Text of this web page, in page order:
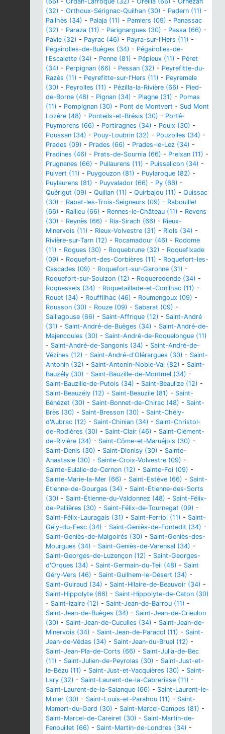
(32) - Orthoux-Sérignac-Quilhan (30) - Padern (11) -
Pailhès (34) - Palaja (11) - Pamiers (09) - Panassac
(32) - Paraza (11) - Parignargues (30) - Passa (66) -
Pavie (32) - Payrac (46) - Payra-sur-l'Hers (11) -
Pégairolles-de-Buèges (34) - Pégairolles-de-
l'Escalette (34) - Penne (81) - Pépieux (11) - Péret
(34) - Perpignan (66) - Pessan (32) - Peyrefitte-du-
Razès (11) - Peyrefitte-sur-l'Hers (11) - Peyremale
(30) - Peyrolles (11) - Pézilla-la-Rivière (66) - Pied-
de-Borne (48) - Pignan (34) - Plagne (31) - Pomas
(11) - Pompignan (30) - Pont de Montvert - Sud Mont
Lozère (48) - Ponteils-et-Brésis (30) - Porté-
Puymorens (66) - Portiragnes (34) - Poulx (30) -
Poussan (34) - Pouy-Loubrin (32) - Pouzolles (34) -
Prades (09) - Prades (66) - Prades-le-Lez (34) -
Pradines (46) - Prats-de-Sournia (66) - Preixan (11) -
Prugnanes (66) - Puilaurens (11) - Puissalicon (34) -
Puivert (11) - Puygouzon (81) - Puylaroque (82) -
Puylaurens (81) - Puyvalador (66) - Py (66) -
Quérigut (09) - Quillan (11) - Quirbajou (11) - Quissac
(30) - Rabat-les-Trois-Seigneurs (09) - Rabouillet
(66) - Railleu (66) - Rennes-le-Château (11) - Revens
(30) - Reynès (66) - Ria-Sirach (66) - Rieux-
Minervois (11) - Rieux-Volvestre (31) - Riols (34) -
Rivière-sur-Tarn (12) - Rocamadour (46) - Rodome
(11) - Rogues (30) - Roquebrune (32) - Roquefixade
(09) - Roquefort-des-Corbières (11) - Roquefort-les-
Cascades (09) - Roquefort-sur-Garonne (31) -
Roquefort-sur-Soulzon (12) - Roqueredonde (34) -
Roquessels (34) - Roquetaillade-et-Conilhac (11) -
Rouet (34) - Rouffilhac (46) - Roumengoux (09) -
Rousson (30) - Rouze (09) - Sabarat (09) -
Saillagouse (66) - Saint-Affrique (12) - Saint-André
(31) - Saint-André-de-Buèges (34) - Saint-André-de-
Majencoules (30) - Saint-André-de-Roquelongue (11)
- Saint-André-de-Sangonis (34) - Saint-André-de-
Vézines (12) - Saint-André-d'Olérargues (30) - Saint-
Antonin (32) - Saint-Antonin-Noble-Val (82) - Saint-
Bauzély (30) - Saint-Bauzille-de-Montmel (34) -
Saint-Bauzille-de-Putois (34) - Saint-Beaulize (12) -
Saint-Beauzély (12) - Saint-Beauzile (81) - Saint-
Bénézet (30) - Saint-Bonnet-de-Chirac (48) - Saint-
Brès (30) - Saint-Bresson (30) - Saint-Chély-
d'Aubrac (12) - Saint-Chinian (34) - Saint-Christol-
de-Rodières (30) - Saint-Clair (46) - Saint-Clément-
de-Rivière (34) - Saint-Côme-et-Maruéjols (30) -
Saint-Denis (30) - Saint-Dionisy (30) - Sainte-
Anastasie (30) - Sainte-Croix-Volvestre (09) -
Sainte-Eulalie-de-Cernon (12) - Sainte-Foi (09) -
Sainte-Marie-la-Mer (66) - Saint-Estève (66) - Saint-
Étienne-de-Gourgas (34) - Saint-Étienne-des-Sorts
(30) - Saint-Étienne-du-Valdonnez (48) - Saint-Félix-
de-Pallières (30) - Saint-Félix-de-Tournegat (09) -
Saint-Félix-Lauragais (31) - Saint-Ferriol (11) - Saint-
Gély-du-Fesc (34) - Saint-Geniès-de-Fontedit (34) -
Saint-Geniès-de-Malgoirès (30) - Saint-Geniès-des-
Mourgues (34) - Saint-Geniès-de-Varensal (34) -
Saint-Georges-de-Luzençon (12) - Saint-Georges-
d'Orques (34) - Saint-Germain-du-Teil (48) - Saint
Géry-Vers (46) - Saint-Guilhem-le-Désert (34) -
Saint-Guiraud (34) - Saint-Hilaire-de-Beauvoir (34) -
Saint-Hippolyte (66) - Saint-Hippolyte-de-Caton (30)
- Saint-Izaire (12) - Saint-Jean-de-Barrou (11) -
Saint-Jean-de-Buèges (34) - Saint-Jean-de-Crieulon
(30) - Saint-Jean-de-Cuculles (34) - Saint-Jean-de-
Minervois (34) - Saint-Jean-de-Paracol (11) - Saint-
Jean-de-Védas (34) - Saint-Jean-du-Bruel (12) -
Saint-Jean-Pla-de-Corts (66) - Saint-Julia-de-Bec
(11) - Saint-Julien-de-Peyrolas (30) - Saint-Just-et-
le-Bézu (11) - Saint-Just-et-Vacquières (30) - Saint-
Lary (32) - Saint-Laurent-de-la-Cabrerisse (11) -
Saint-Laurent-de-la-Salanque (66) - Saint-Laurent-le-
Minier (30) - Saint-Louis-et-Parahou (11) - Saint-
Mamert-du-Gard (30) - Saint-Marcel-Campes (81) -
Saint-Marcel-de-Careiret (30) - Saint-Martin-de-
Fenouillet (66) - Saint-Martin-de-Londres (34) -